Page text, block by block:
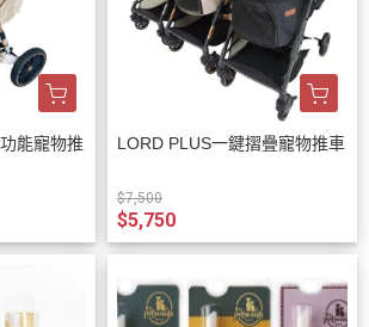
能寵物推
LORD PLUS一鍵摺疊寵物推車
$7,500
$5,750